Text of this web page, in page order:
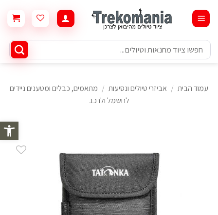
פתח
content
חיפוש
עבור:
עמוד הבית / אביזרי טיולים ונסיעות / מתאמים, כבלים ומטענים ניידים
לחשמל ולרכב